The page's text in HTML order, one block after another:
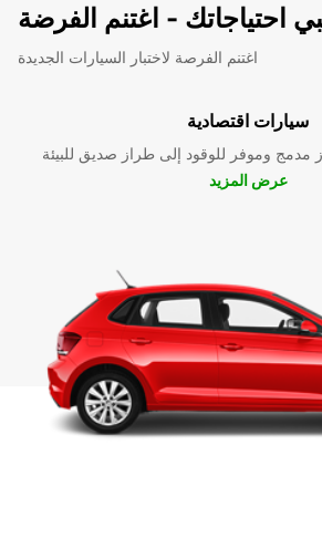
احتياجاتك - اغتنم الفرضة
اغتنم الفرصة لاختبار السيارات الجديدة
سيارات اقتصادية
مدمج وموفر للوقود إلى طراز صديق للبيئة
عرض المزيد